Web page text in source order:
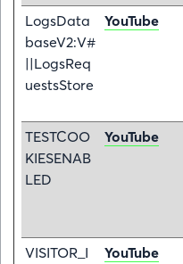
LogsData
baseV2:V#
||LogsReq
uestsStore
YouTube
TESTCOO
KIESENAB
LED
YouTube
VISITOR_I
YouTube